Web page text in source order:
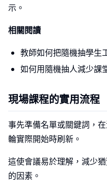
示。
相關閱讀
教師如何把隨機抽學生
如何用隨機抽人減少課
現場課程的實用流程
事先準備名單或關鍵詞，
輪實際開始時刷新。
這使會議易於理解，減少
的因素。